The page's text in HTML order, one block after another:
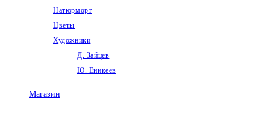
Натюрморт
Цветы
Художники
Д. Зайцев
Ю. Еникеев
Магазин